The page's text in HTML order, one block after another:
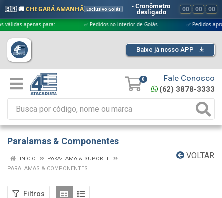
🇧🇷 🚚CHEGARÁ AMANHÃ Exclusivo Goiás - Cronômetro
desligado 00 : 00 : 00
apenas para: ✅ Pedidos no interior de Goiás ✅ Pedidos
Baixe já nosso APP
0 Fale Conosco
(62) 3878-3333
Paralamas & Componentes
VOLTAR
INÍCIO
PARA-LAMA & SUPORTE
PARALAMAS & COMPONENTES
Filtros